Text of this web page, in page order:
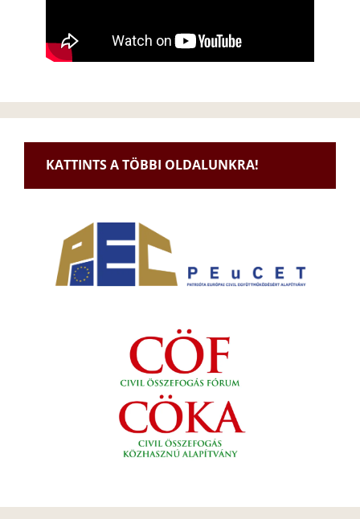
KATTINTS A TÖBBI OLDALUNKRA!